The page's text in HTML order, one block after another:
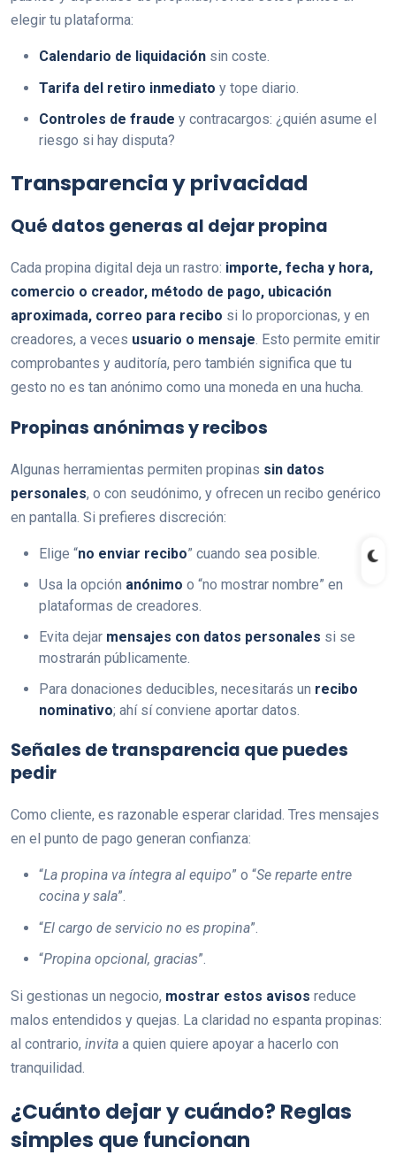
elegir tu plataforma:
Calendario de liquidación sin coste.
Tarifa del retiro inmediato y tope diario.
Controles de fraude y contracargos: ¿quién asume el
riesgo si hay disputa?
Transparencia y privacidad
Qué datos generas al dejar propina
Cada propina digital deja un rastro: importe, fecha y hora,
comercio o creador, método de pago, ubicación
aproximada, correo para recibo si lo proporcionas, y en
creadores, a veces usuario o mensaje. Esto permite emitir
comprobantes y auditoría, pero también significa que tu
gesto no es tan anónimo como una moneda en una hucha.
Propinas anónimas y recibos
Algunas herramientas permiten propinas sin datos
personales, o con seudónimo, y ofrecen un recibo genérico
en pantalla. Si prefieres discreción:
Elige “no enviar recibo” cuando sea posible.
Usa la opción anónimo o “no mostrar nombre” en
plataformas de creadores.
Evita dejar mensajes con datos personales si se
mostrarán públicamente.
Para donaciones deducibles, necesitarás un recibo
nominativo; ahí sí conviene aportar datos.
Señales de transparencia que puedes
pedir
Como cliente, es razonable esperar claridad. Tres mensajes
en el punto de pago generan confianza:
“La propina va íntegra al equipo” o “Se reparte entre
cocina y sala”.
“El cargo de servicio no es propina”.
“Propina opcional, gracias”.
Si gestionas un negocio, mostrar estos avisos reduce
malos entendidos y quejas. La claridad no espanta propinas:
al contrario, invita a quien quiere apoyar a hacerlo con
tranquilidad.
¿Cuánto dejar y cuándo? Reglas
simples que funcionan